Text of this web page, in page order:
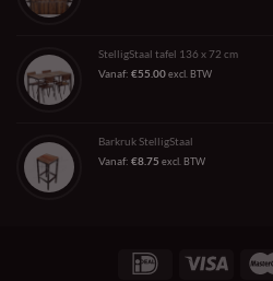
StelligStaal tafel 136 x 72 cm
Vanaf: €55.00excl. BTW
Barkruk StelligStaal
Vanaf: €8.75 excl. BTW